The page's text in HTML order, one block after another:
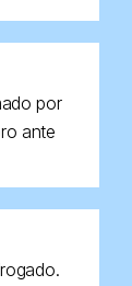
por
ante